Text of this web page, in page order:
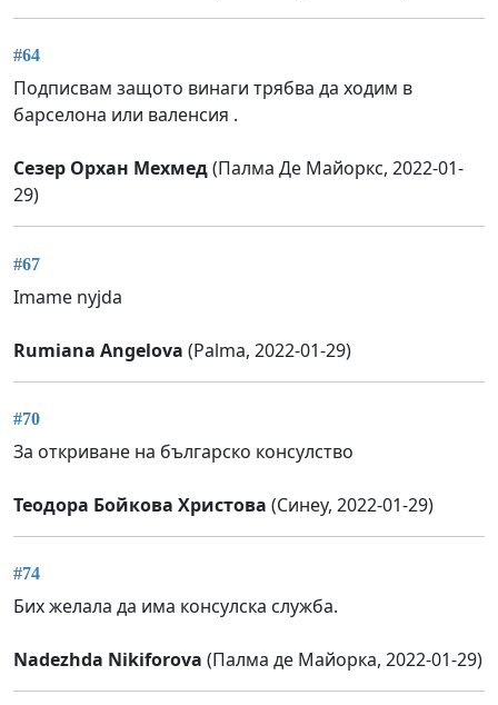
#64
Подписвам защото винаги трябва да ходим в
барселона или валенсия .
Сезер Орхан Мехмед(Палма Де Майоркс, 2022-01-
29)
#67
Imame nyjda
Rumiana Angelova (Palma, 2022-01-29)
#70
За откриване на българско консулство
Теодора Бойкова Христова (Синеу, 2022-01-29)
#74
Бих желала да има консулска служба.
Nadezhda Nikiforova (Палма де Майорка, 2022-01-29)